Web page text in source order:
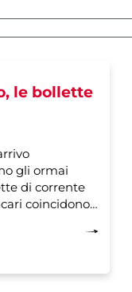
le bollette
gli ormai
di corrente
coincidono